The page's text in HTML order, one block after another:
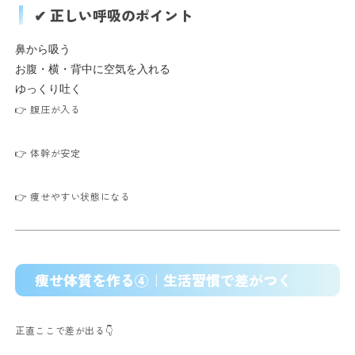
✔ 正しい呼吸のポイント
鼻から吸う
お腹・横・背中に空気を入れる
ゆっくり吐く
👉 腹圧が入る
👉 体幹が安定
👉 痩せやすい状態になる
痩せ体質を作る④｜生活習慣で差がつく
正直ここで差が出る👇